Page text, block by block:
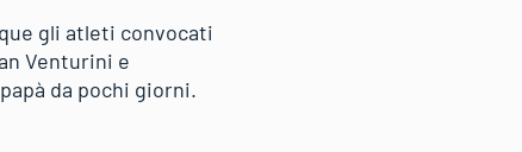
gli atleti convocati
Venturini e
da pochi giorni.